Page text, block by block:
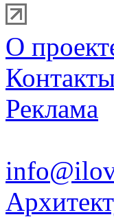
О
Реклама